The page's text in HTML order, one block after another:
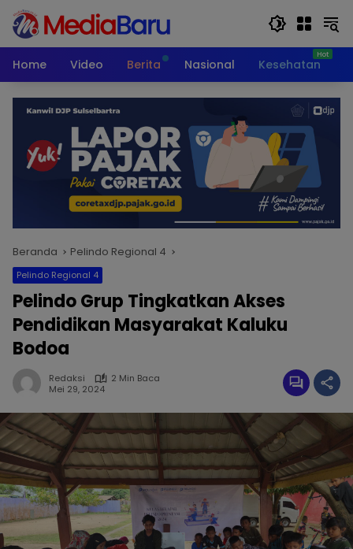
Langsung
konten
Home
Video Berita Nasional Kesehatan
Beranda Pelindo Regional 4
Pelindo Regional 4
Pelindo Grup Tingkatkan Akses
Pendidikan Masyarakat Kaluku
Bodoa
Redaksi
2 Min Baca
Mei 29, 2024